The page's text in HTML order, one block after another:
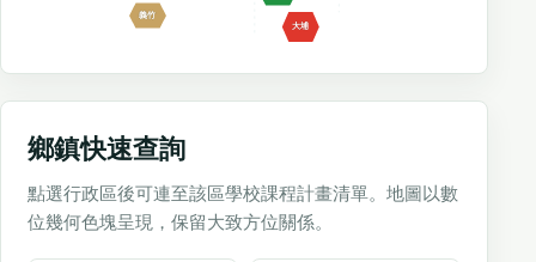
義竹
大埔
鄉鎮快速查詢
點選行政區後可連至該區學校課程計畫清單。地圖以數
位幾何色塊呈現，保留大致方位關係。